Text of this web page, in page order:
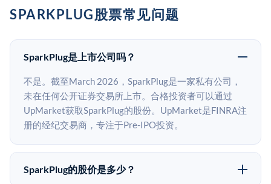
SPARKPLUG股票常见问题
SparkPlug是上市公司吗？
不是。截至March 2026，SparkPlug是一家私有公司，
未在任何公开证券交易所上市。合格投资者可以通过
UpMarket获取SparkPlug的股份。UpMarket是FINRA注
册的经纪交易商，专注于Pre-IPO投资。
SparkPlug的股价是多少？